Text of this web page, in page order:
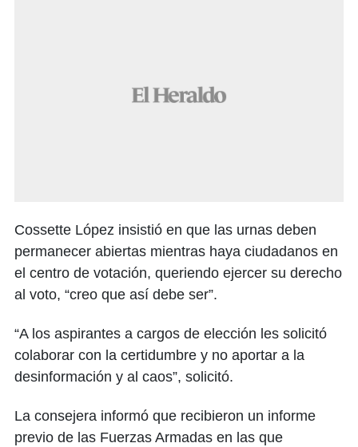
Cossette López insistió en que las urnas deben
permanecer abiertas mientras haya ciudadanos en
el centro de votación, queriendo ejercer su derecho
al voto, “creo que así debe ser”.
“A los aspirantes a cargos de elección les solicitó
colaborar con la certidumbre y no aportar a la
desinformación y al caos”, solicitó.
La consejera informó que recibieron un informe
previo de las Fuerzas Armadas en las que